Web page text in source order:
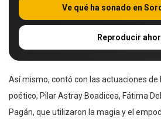
Ve qué ha sonado en
Reproducir
Así mismo, contó con las actuaciones de
poético, Pilar Astray Boadicea, Fátima
Pagán, que utilizaron la magia y el